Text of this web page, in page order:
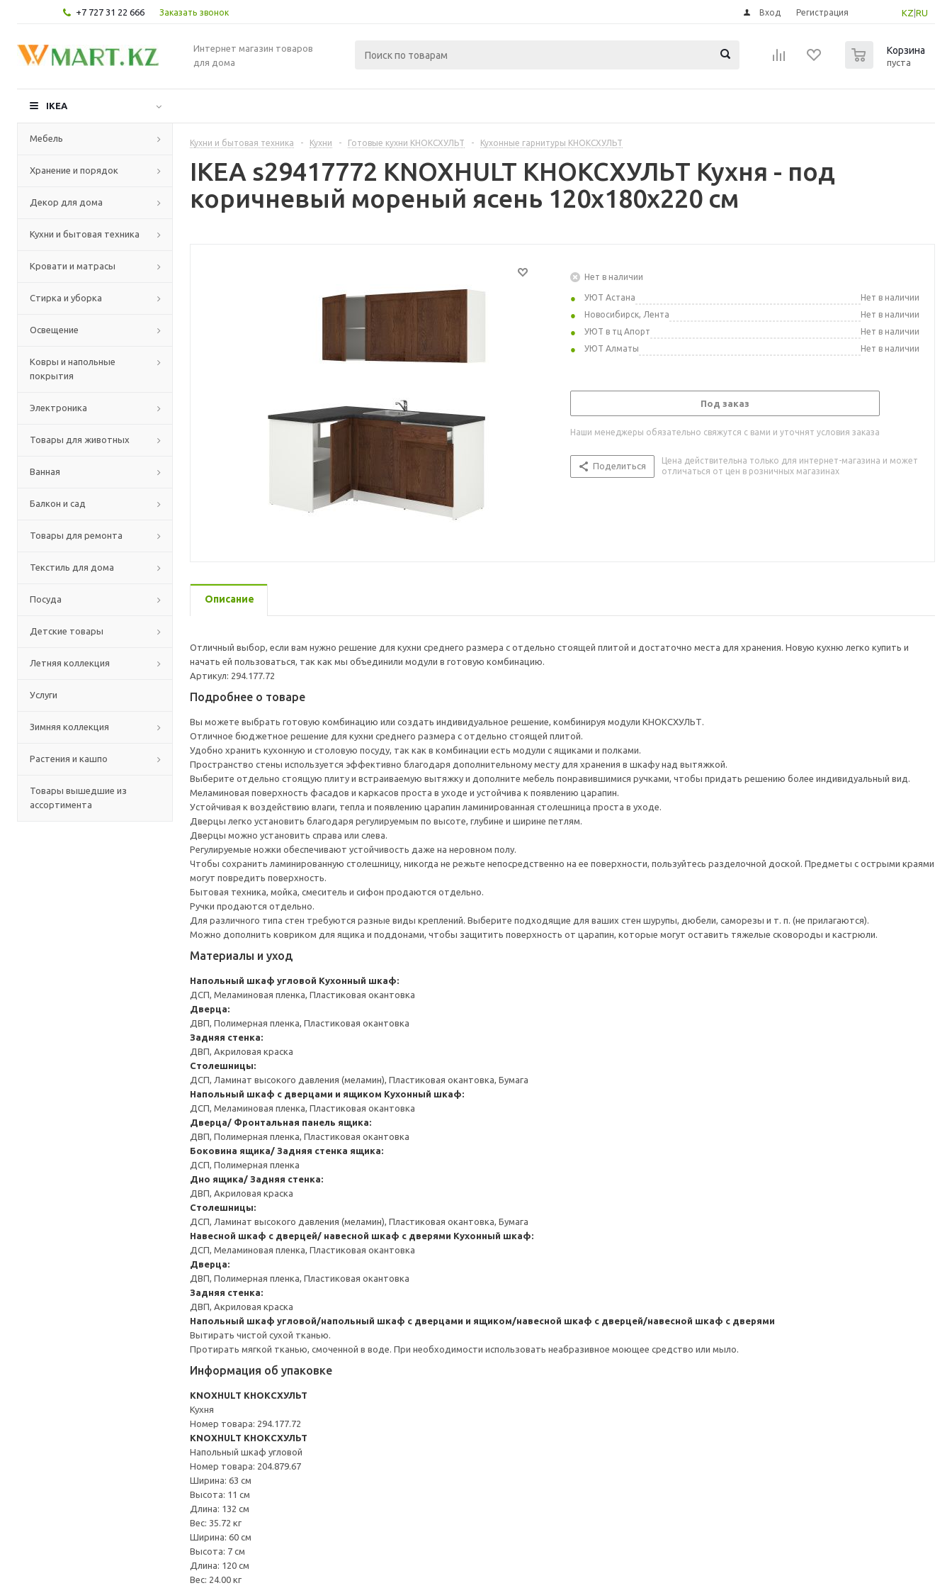
+7 727 31 22 666 Заказать звонок KZ RU
Вход Регистрация
Интернет магазин товаров
для дома
Корзина
пуста
IKEA
Мебель
Хранение и порядок
Декор для дома
Кухни и бытовая техника
Кровати и матрасы
Стирка и уборка
Освещение
Ковры и напольные
покрытия
Электроника
Товары для животных
Ванная
Балкон и сад
Товары для ремонта
Текстиль для дома
Посуда
Детские товары
Летняя коллекция
Услуги
Зимняя коллекция
Растения и кашпо
Товары вышедшие из
ассортимента
Кухни и бытовая техника - Кухни - Готовые кухни КНОКСХУЛЬТ - Кухонные гарнитуры КНОКСХУЛЬТ
IKEA s29417772 KNOXHULT КНОКСХУЛЬТ Кухня - под
коричневый мореный ясень 120x180x220 см
Нет в наличии
УЮТ Астана
Нет в наличии
Новосибирск, Лента
Нет в наличии
УЮТ в тц Апорт
Нет в наличии
УЮТ Алматы
Нет в наличии
Под заказ
Наши менеджеры обязательно свяжутся с вами и уточнят условия заказа
Поделиться
Цена действительна только для интернет-магазина и может
отличаться от цен в розничных магазинах
Описание
Отличный выбор, если вам нужно решение для кухни среднего размера с отдельно стоящей плитой и достаточно места для хранения. Новую кухню легко купить и
начать ей пользоваться, так как мы объединили модули в готовую комбинацию.
Артикул: 294.177.72
Подробнее о товаре
Вы можете выбрать готовую комбинацию или создать индивидуальное решение, комбинируя модули КНОКСХУЛЬТ.
Отличное бюджетное решение для кухни среднего размера с отдельно стоящей плитой.
Удобно хранить кухонную и столовую посуду, так как в комбинации есть модули с ящиками и полками.
Пространство стены используется эффективно благодаря дополнительному месту для хранения в шкафу над вытяжкой.
Выберите отдельно стоящую плиту и встраиваемую вытяжку и дополните мебель понравившимися ручками, чтобы придать решению более индивидуальный вид.
Меламиновая поверхность фасадов и каркасов проста в уходе и устойчива к появлению царапин.
Устойчивая к воздействию влаги, тепла и появлению царапин ламинированная столешница проста в уходе.
Дверцы легко установить благодаря регулируемым по высоте, глубине и ширине петлям.
Дверцы можно установить справа или слева.
Регулируемые ножки обеспечивают устойчивость даже на неровном полу.
Чтобы сохранить ламинированную столешницу, никогда не режьте непосредственно на ее поверхности, пользуйтесь разделочной доской. Предметы с острыми краями
могут повредить поверхность.
Бытовая техника, мойка, смеситель и сифон продаются отдельно.
Ручки продаются отдельно.
Для различного типа стен требуются разные виды креплений. Выберите подходящие для ваших стен шурупы, дюбели, саморезы и т. п. (не прилагаются).
Можно дополнить ковриком для ящика и поддонами, чтобы защитить поверхность от царапин, которые могут оставить тяжелые сковороды и кастрюли.
Материалы и уход
Напольный шкаф угловой Кухонный шкаф:
ДСП, Меламиновая пленка, Пластиковая окантовка
Дверца:
ДВП, Полимерная пленка, Пластиковая окантовка
Задняя стенка:
ДВП, Акриловая краска
Столешницы:
ДСП, Ламинат высокого давления (меламин), Пластиковая окантовка, Бумага
Напольный шкаф с дверцами и ящиком Кухонный шкаф:
ДСП, Меламиновая пленка, Пластиковая окантовка
Дверца/ Фронтальная панель ящика:
ДВП, Полимерная пленка, Пластиковая окантовка
Боковина ящика/ Задняя стенка ящика:
ДСП, Полимерная пленка
Дно ящика/ Задняя стенка:
ДВП, Акриловая краска
Столешницы:
ДСП, Ламинат высокого давления (меламин), Пластиковая окантовка, Бумага
Навесной шкаф с дверцей/ навесной шкаф с дверями Кухонный шкаф:
ДСП, Меламиновая пленка, Пластиковая окантовка
Дверца:
ДВП, Полимерная пленка, Пластиковая окантовка
Задняя стенка:
ДВП, Акриловая краска
Напольный шкаф угловой/напольный шкаф с дверцами и ящиком/навесной шкаф с дверцей/навесной шкаф с дверями
Вытирать чистой сухой тканью.
Протирать мягкой тканью, смоченной в воде. При необходимости использовать неабразивное моющее средство или мыло.
Информация об упаковке
KNOXHULT КНОКСХУЛЬТ
Кухня
Номер товара: 294.177.72
KNOXHULT КНОКСХУЛЬТ
Напольный шкаф угловой
Номер товара: 204.879.67
Ширина: 63 см
Высота: 11 см
Длина: 132 см
Вес: 35.72 кг
Ширина: 60 см
Высота: 7 см
Длина: 120 см
Вес: 24.00 кг